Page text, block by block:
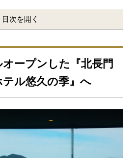
目次を開く
ープンした『北長門
テル悠久の季』へ